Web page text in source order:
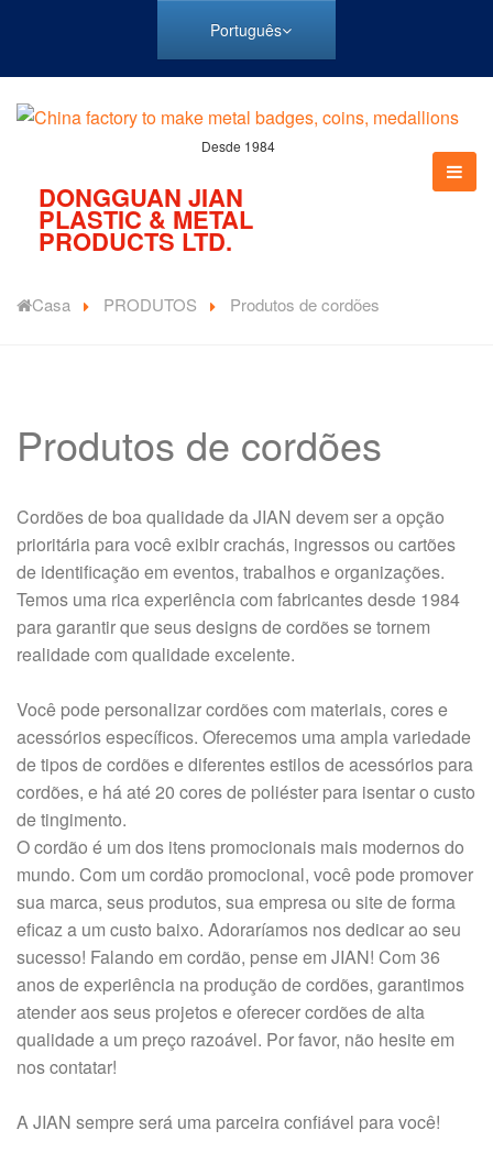
Português
Desde 1984
DONGGUAN JIAN
PLASTIC & METAL
PRODUCTS LTD.
Casa PRODUTOS Produtos de cordões
Produtos de cordões
Cordões de boa qualidade da JIAN devem ser a opção
prioritária para você exibir crachás, ingressos ou cartões
de identificação em eventos, trabalhos e organizações.
Temos uma rica experiência com fabricantes desde 1984
para garantir que seus designs de cordões se tornem
realidade com qualidade excelente.
Você pode personalizar cordões com materiais, cores e
acessórios específicos. Oferecemos uma ampla variedade
de tipos de cordões e diferentes estilos de acessórios para
cordões, e há até 20 cores de poliéster para isentar o custo
de tingimento.
O cordão é um dos itens promocionais mais modernos do
mundo. Com um cordão promocional, você pode promover
sua marca, seus produtos, sua empresa ou site de forma
eficaz a um custo baixo. Adoraríamos nos dedicar ao seu
sucesso! Falando em cordão, pense em JIAN! Com 36
anos de experiência na produção de cordões, garantimos
atender aos seus projetos e oferecer cordões de alta
qualidade a um preço razoável. Por favor, não hesite em
nos contatar!
A JIAN sempre será uma parceira confiável para você!